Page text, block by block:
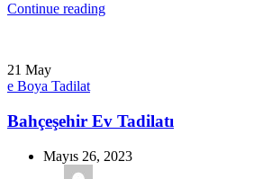
Continue reading
21 May
e Boya Tadilat
Bahçeşehir Ev Tadilatı
Mayıs 26, 2023